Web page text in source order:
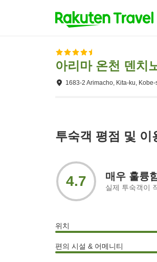
아리마 온천 덴치
1683-2 Arimacho, Kita-ku,
투숙객 평점 및 이
4.7 매우 훌륭
실제 투숙객이
위치
편의 시설 & 어메니티